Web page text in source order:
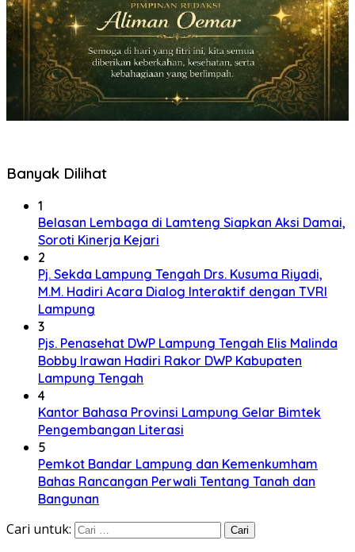
Banyak Dilihat
1
Belasan Lembaga di Lamteng Siapkan Aksi Damai,
Soroti Kinerja Kejari
2
Pj. Sekda Lampung Tengah Drs. Kusuma Riyadi,
M.M. Hadiri Acara Dialog Interaktif dengan TVRI
Lampung
3
Pjs. Penasehat DWP Lampung Tengah Elis Malinda
Bobby Irawan Hadiri Rakor DWP Kabupaten
Lampung Tengah
4
Kantor Bahasa Provinsi Lampung Gelar Bimtek
Pengembangan Literasi
5
Pemkot Bandar Lampung dan Kemenkumham
Bahas Rancangan Perwali Tentang Tanah dan
Bangunan
Cari untuk: